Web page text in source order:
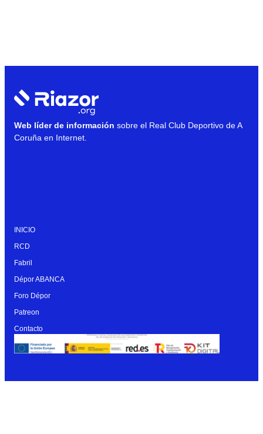
Web líder de información sobre el Real Club Deportivo de A
Coruña en Internet.
INICIO
RCD
Fabril
Dépor ABANCA
Foro Dépor
Patreon
Contacto